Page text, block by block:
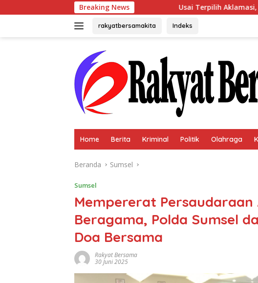
ke
Breaking NewsUsai Terpilih Aklamasi, Andie Dinialdie
rakyatbersamakita Indeks
Home Berita Kriminal Politik Olahraga
Beranda Sumsel
Sumsel
Mempererat
Beragama, Polda Sumsel
Doa Bersama
Rakyat Bersama
30 Juni 2025